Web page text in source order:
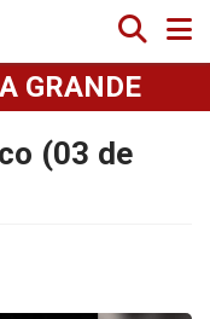
GRANDE
(03 de